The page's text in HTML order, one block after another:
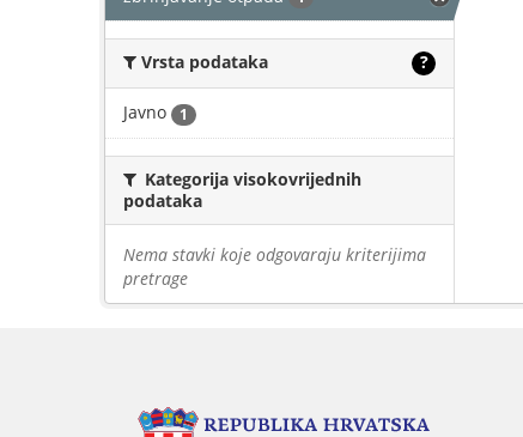
Vrsta podataka ?
Javno 1
Kategorija visokovrijednih
podataka
Nema stavki koje odgovaraju kriterijima
pretrage